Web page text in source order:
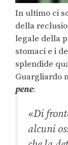
In ultimo ci
della
legale della
stomaci e i
splendide
Guargliardo
pene:
«Di
alcuni